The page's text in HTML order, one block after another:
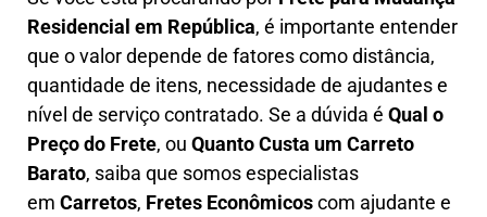
Residencial em República, é importante entender
que o valor depende de fatores como distância,
quantidade de itens, necessidade de ajudantes e
nível de serviço contratado. Se a dúvida é Qual o
Preço do Frete, ou Quanto Custa um Carreto
Barato, saiba que somos especialistas
em Carretos, Fretes Econômicoscom ajudante e